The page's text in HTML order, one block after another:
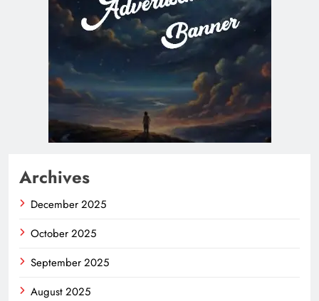
Archives
December 2025
October 2025
September 2025
August 2025